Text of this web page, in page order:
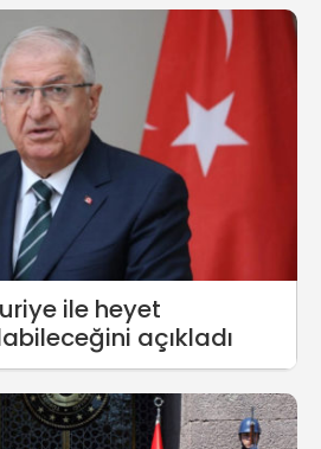
ile heyet
açıkladı